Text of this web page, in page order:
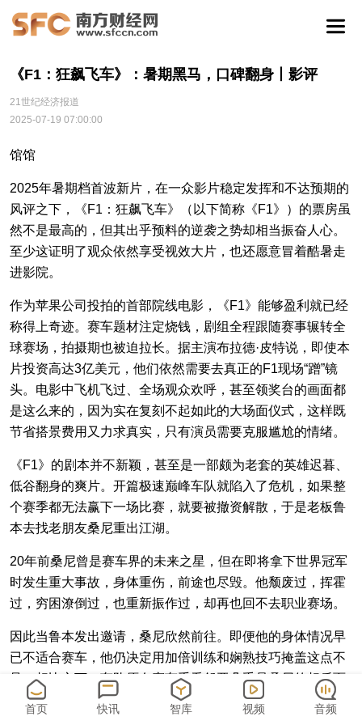
《F1：狂飙飞车》：暑期黑马，口碑翻身丨影评
21世纪经济报道
2025-07-19 07:00:00
馆馆
2025年暑期档首波新片，在一众影片稳定发挥和不达预期的
风评之下，《F1：狂飙飞车》（以下简称《F1》）的票房虽
然不是最高的，但其出乎预料的逆袭之势却相当振奋人心。
至少这证明了观众依然享受视效大片，也还愿意冒着酷暑走
进影院。
作为苹果公司投拍的首部院线电影，《F1》能够盈利就已经
称得上奇迹。赛车题材注定烧钱，剧组全程跟随赛事辗转全
球赛场，拍摄期也被迫拉长。据主演布拉德·皮特说，即使本
片投资高达3亿美元，他们依然需要去真正的F1现场“蹭”镜
头。电影中飞机飞过、全场观众欢呼，甚至领奖台的画面都
是这么来的，因为实在复刻不起如此的大场面仪式，这样既
节省搭景费用又力求真实，只有演员需要克服尴尬的情绪。
《F1》的剧本并不新颖，甚至是一部颇为老套的英雄迟暮、
低谷翻身的爽片。开篇极速巅峰车队就陷入了危机，如果整
个赛季都无法赢下一场比赛，就要被撤资解散，于是老板鲁
本去找老朋友桑尼重出江湖。
20年前桑尼曾是赛车界的未来之星，但在即将拿下世界冠军
时发生重大事故，身体重伤，前途也尽毁。他颓废过，挥霍
过，穷困潦倒过，也重新振作过，却再也回不去职业赛场。
因此当鲁本发出邀请，桑尼欣然前往。即便他的身体情况早
已不适合赛车，他仍决定用加倍训练和娴熟技巧掩盖这点不
足。相比之下，车队原有赛车手乔舒亚几乎是桑尼的相反面
——年轻、身体好，但技术不足，缺乏耐心。当车队岌岌可
首页 快讯 智库 视频 音频